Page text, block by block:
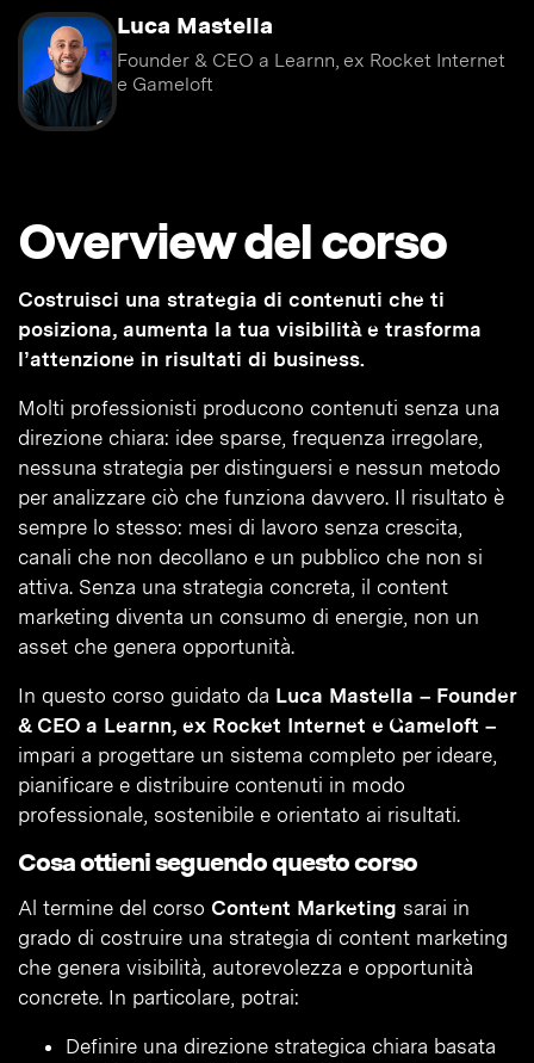
Luca Mastella
Founder & CEO a Learnn, ex Rocket Internet
e Gameloft
Overview del corso
Costruisci una strategia di contenuti che ti
posiziona, aumenta la tua visibilità e trasforma
l’attenzione in risultati di business.
Molti professionisti producono contenuti senza una
direzione chiara: idee sparse, frequenza irregolare,
nessuna strategia per distinguersi e nessun metodo
per analizzare ciò che funziona davvero. Il risultato è
sempre lo stesso: mesi di lavoro senza crescita,
canali che non decollano e un pubblico che non si
attiva. Senza una strategia concreta, il content
marketing diventa un consumo di energie, non un
asset che genera opportunità.
In questo corso guidato da Luca Mastella – Founder
& CEO a Learnn, ex Rocket Internet e Gameloft –
impari a progettare un sistema completo per ideare,
pianificare e distribuire contenuti in modo
professionale, sostenibile e orientato ai risultati.
Cosa ottieni seguendo questo corso
Al termine del corso Content Marketing sarai in
grado di costruire una strategia di content marketing
che genera visibilità, autorevolezza e opportunità
concrete. In particolare, potrai:
Definire una direzione strategica chiara basata